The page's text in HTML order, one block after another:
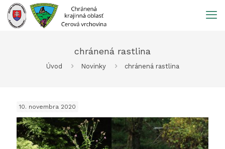
Prejsť
obsah
chránená rastlina
Úvod Novinky chránená rastlina
10. novembra 2020